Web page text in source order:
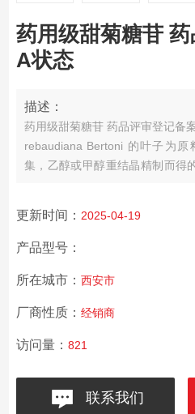
药用级甜菊糖苷
A状态
描述：
药用级甜菊糖苷 药品评审登记备
rebaudiana Bertoni 的叶子为
集，乙醇或甲醇重结晶精制而得
按干燥品计算，含甜菊糖苷以甜
少于95.0%。
更新时间： 2025-04-19
产品型号：
所在城市： 西安市
厂商性质： 经销商
访问量： 821
联系我们